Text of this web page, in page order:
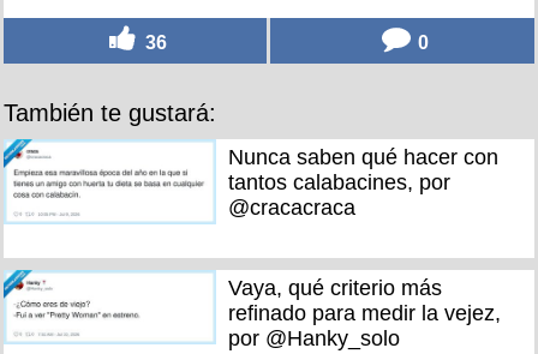
36 0
También te gustará:
Nunca saben qué hacer con
tantos calabacines, por
@cracacraca
Vaya, qué criterio más
refinado para medir la vejez,
por @Hanky_solo